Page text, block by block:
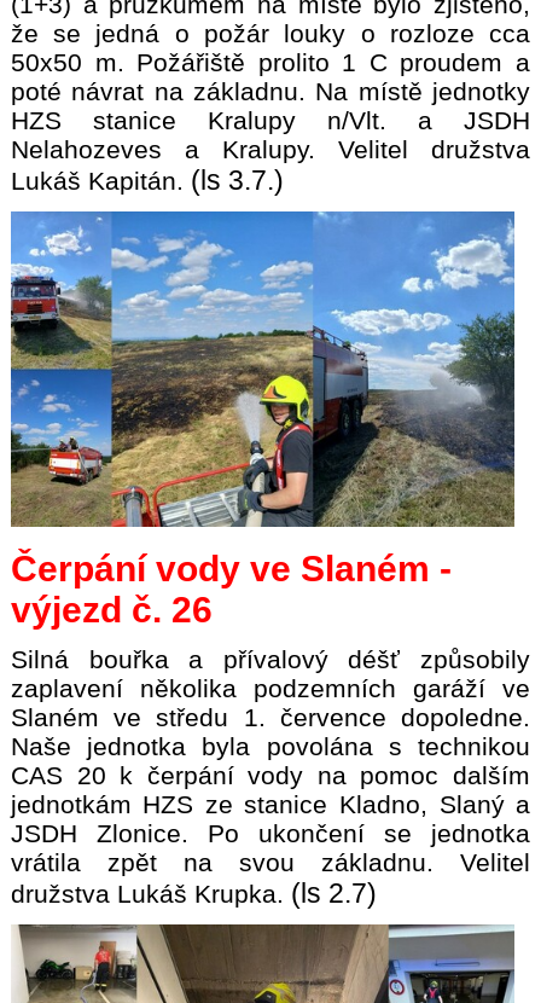
že se jedná o požár louky o rozloze cca
50x50 m. Požářiště prolito 1 C proudem a
poté návrat na základnu. Na místě jednotky
HZS stanice Kralupy n/Vlt. a JSDH
Nelahozeves a Kralupy. Velitel družstva
Lukáš Kapitán. (ls 3.7.)
Čerpání vody ve Slaném -
výjezd č. 26
Silná bouřka a přívalový déšť způsobily
zaplavení několika podzemních garáží ve
Slaném ve středu 1. července dopoledne.
Naše jednotka byla povolána s technikou
CAS 20 k čerpání vody na pomoc dalším
jednotkám HZS ze stanice Kladno, Slaný a
JSDH Zlonice. Po ukončení se jednotka
vrátila zpět na svou základnu. Velitel
družstva Lukáš Krupka. (ls 2.7)